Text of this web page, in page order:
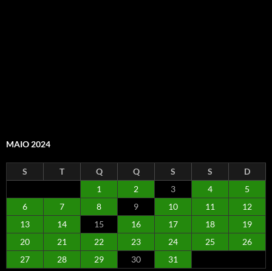
MAIO 2024
S T Q Q S S
D
1
2 3 4
5
6
7 8 9 10 11
12
13
14 15 16 17 18
19
20
21 22 23 24 25
26
27
28 29 30
31